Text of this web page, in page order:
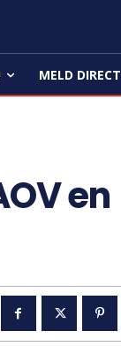
MELD DIRECT
en